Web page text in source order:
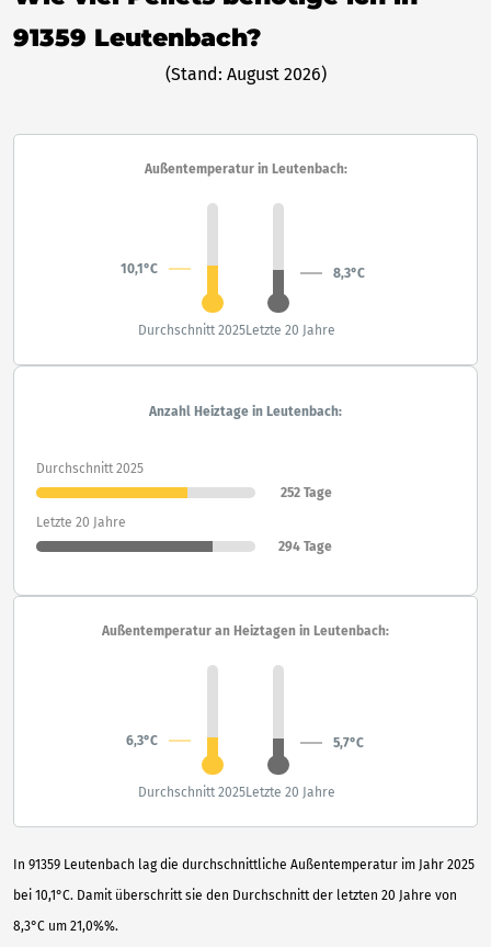
91359 Leutenbach?
(Stand: August 2026)
In 91359 Leutenbach lag die durchschnittliche Außentemperatur im Jahr 2025
bei 10,1°C. Damit überschritt sie den Durchschnitt der letzten 20 Jahre von
8,3°C um 21,0%%.
Außentemperatur in Leutenbach:
10,1°C 8,3°C
Durchschnitt 2025Letzte 20 Jahre
Anzahl Heiztage in Leutenbach:
Durchschnitt 2025
252 Tage
Letzte 20 Jahre
294 Tage
Außentemperatur an Heiztagen in Leutenbach:
6,3°C 5,7°C
Durchschnitt 2025Letzte 20 Jahre